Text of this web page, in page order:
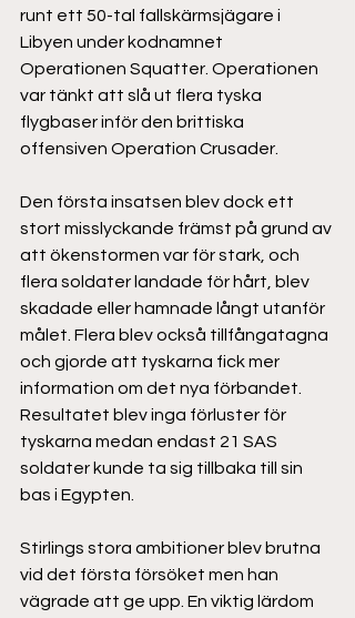
runt ett 50-tal fallskärmsjägare i
Libyen under kodnamnet
Operationen Squatter. Operationen
var tänkt att slå ut flera tyska
flygbaser inför den brittiska
offensiven Operation Crusader.
Den första insatsen blev dock ett
stort misslyckande främst på grund av
att ökenstormen var för stark, och
flera soldater landade för hårt, blev
skadade eller hamnade långt utanför
målet. Flera blev också tillfångatagna
och gjorde att tyskarna fick mer
information om det nya förbandet.
Resultatet blev inga förluster för
tyskarna medan endast 21 SAS
soldater kunde ta sig tillbaka till sin
bas i Egypten.
Stirlings stora ambitioner blev brutna
vid det första försöket men han
vägrade att ge upp. En viktig lärdom